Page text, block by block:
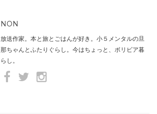
NON
放送作家。本と旅とごはんが好き。小５メンタルの旦
那ちゃんとふたりぐらし。今はちょっと、ボリビア暮
らし。